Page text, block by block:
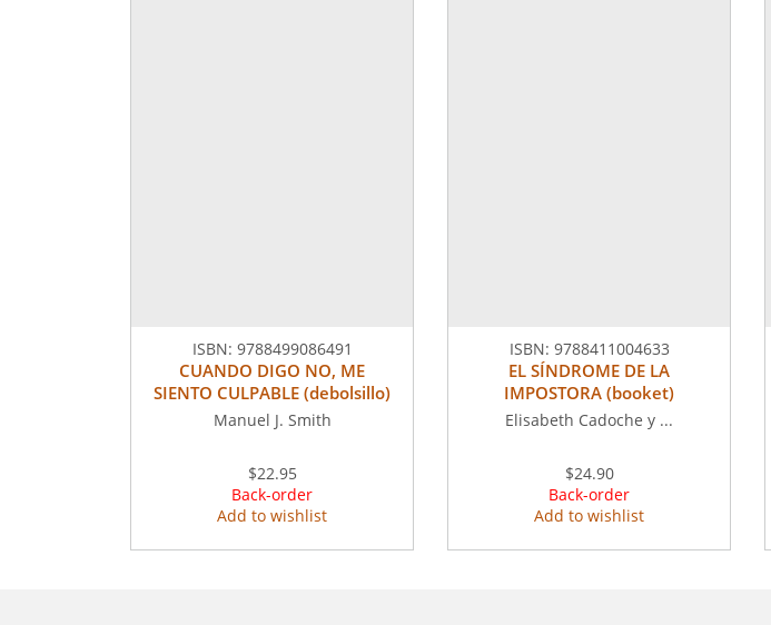
ISBN: 9788499086491
CUANDO DIGO NO, ME
SIENTO CULPABLE (debolsillo)
Manuel J. Smith
$22.95
Back-order
Add to wishlist
ISBN: 9788411004633
EL SÍNDROME DE LA
IMPOSTORA (booket)
Elisabeth Cadoche y ...
$24.90
Back-order
Add to wishlist